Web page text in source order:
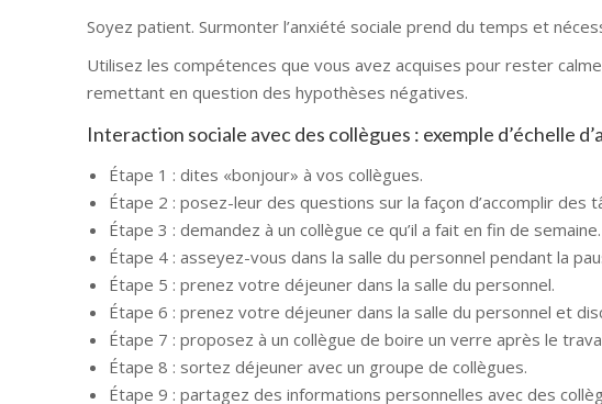
Soyez patient. Surmonter l’anxiété sociale prend du temps et
Utilisez les compétences que vous avez acquises pour rester
remettant en question des hypothèses négatives.
Interaction sociale avec des collègues : exemple d’échelle
Étape 1 : dites «bonjour» à vos collègues.
Étape 2 : posez-leur des questions sur la façon d’accomplir des
Étape 3 : demandez à un collègue ce qu’il a fait en fin de semaine.
Étape 4 : asseyez-vous dans la salle du personnel pendant la
Étape 5 : prenez votre déjeuner dans la salle du personnel.
Étape 6 : prenez votre déjeuner dans la salle du personnel et
Étape 7 : proposez à un collègue de boire un verre après le
Étape 8 : sortez déjeuner avec un groupe de collègues.
Étape 9 : partagez des informations personnelles avec des